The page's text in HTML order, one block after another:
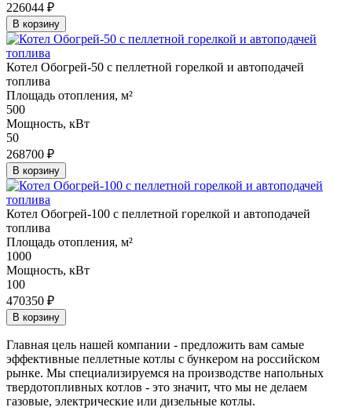
226044 ₽
В корзину
Котел Обогрей-50 с пеллетной горелкой и автоподачей
топлива
Площадь отопления, м²
500
Мощность, кВт
50
268700 ₽
В корзину
Котел Обогрей-100 с пеллетной горелкой и автоподачей
топлива
Площадь отопления, м²
1000
Мощность, кВт
100
470350 ₽
В корзину
Главная цель нашей компании - предложить вам самые
эффективные пеллетные котлы с бункером на российском
рынке. Мы специализируемся на производстве напольных
твердотопливных котлов - это значит, что мы не делаем
газовые, электрические или дизельные котлы.